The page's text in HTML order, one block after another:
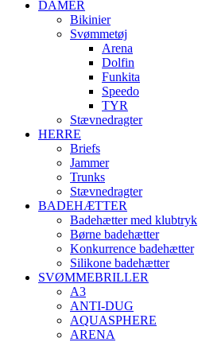
DAMER
Bikinier
Svømmetøj
Arena
Dolfin
Funkita
Speedo
TYR
Stævnedragter
HERRE
Briefs
Jammer
Trunks
Stævnedragter
BADEHÆTTER
Badehætter med klubtryk
Børne badehætter
Konkurrence badehætter
Silikone badehætter
SVØMMEBRILLER
A3
ANTI-DUG
AQUASPHERE
ARENA